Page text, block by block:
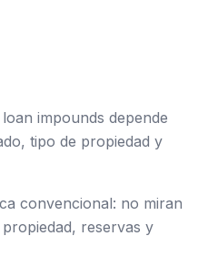
impounds depende
tipo de propiedad y
convencional: no miran
reservas y